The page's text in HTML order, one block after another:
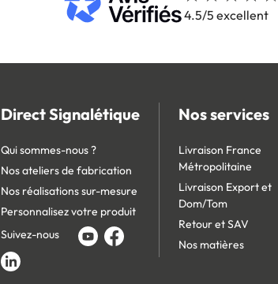
4.5/5 excellent
Direct Signalétique
Qui sommes-nous ?
Nos ateliers de fabrication
Nos réalisations sur-mesure
Personnalisez votre produit
Suivez-nous
Nos services
Livraison France
Métropolitaine
Livraison Export et
Dom/Tom
Retour et SAV
Nos matières